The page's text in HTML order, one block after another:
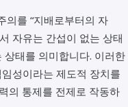
의를 “지배로부터의 자
자유는 간섭이 없는 상태
태를 의미합니다. 이러한
성이라는 제도적 장치를
의 통제를 전제로 작동하